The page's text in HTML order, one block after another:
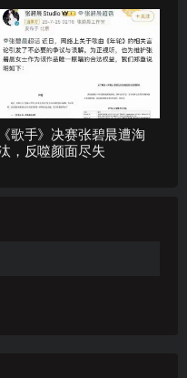
《歌手》决赛张碧晨遭淘
，反噬颜面尽失